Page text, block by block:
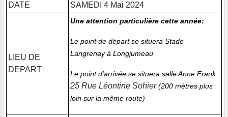
DATE SAMEDI 4 Mai 2024
LIEU DE
DEPART
Une attention particulière cette année:
Le point de départ se situera Stade
Langrenay à Longjumeau
Le point d'arrivée se situera salle Anne Frank
25 Rue Léontine Sohier(200 mètres plus
loin sur la même route)